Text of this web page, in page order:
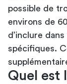
possible de
environs de
d’inclure
spécifiques.
Quel est